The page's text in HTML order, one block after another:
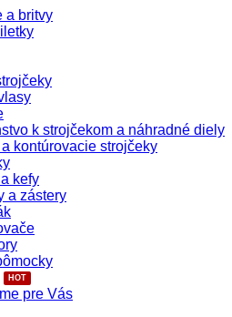
a britvy
k strojčekom a náhradné diely
kontúrovacie strojčeky
kefy
a zástery
pre Vás